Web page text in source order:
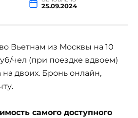
25.09.2024
Вьетнам из Москвы на 10
чел (при поездке вдвоем)
на двоих. Бронь онлайн,
самого доступного